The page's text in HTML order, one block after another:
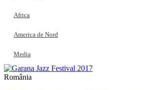
Africa
America de Nord
Media
România